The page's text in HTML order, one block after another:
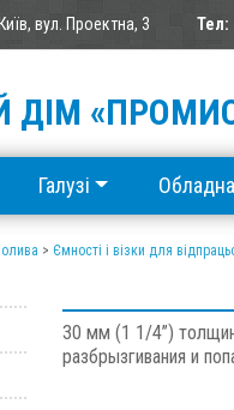
вул. Проектна, 3 Тел:
ДІМ
Галузі
> Ємності і візки для
30 мм (1 1/4”)
разбрызгивания и